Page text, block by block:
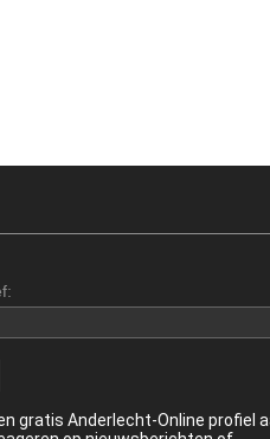
gratis Anderlecht-Online profiel